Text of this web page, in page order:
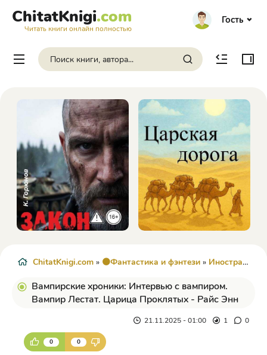
ChitatKnigi.com
Читать книги онлайн полностью
Гость
ChitatKnigi.com » 🟠Фантастика и фэнтези » Иностранное фэнтези
Вампирские хроники: Интервью с вампиром.
Вампир Лестат. Царица Проклятых - Райс Энн
21.11.2025 - 01:00 1 0
0 0